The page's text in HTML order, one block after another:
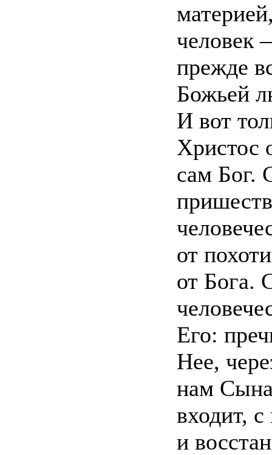
человек
прежде
Божьей
И вот
Христос
сам Бог.
от
от Бога.
Его:
Нее,
нам
входит,
и